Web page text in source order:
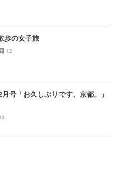
歩の女子旅
12
号「お久しぶりです、京都。」